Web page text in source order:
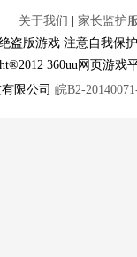
关于我们
家长监护
盗版游戏 注意自我保
360uu网页游
限公司 皖B2-